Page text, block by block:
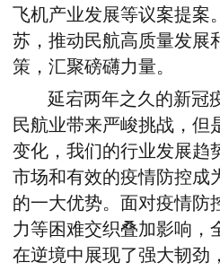
飞机产业发展等议案提案
苏，推动民航高质量发展
策，汇聚磅礴力量。
延宕两年之久的新冠
民航业带来严峻挑战，但
变化，我们的行业发展趋
市场和有效的疫情防控成
的一大优势。面对疫情防
力等困难交织叠加影响，
在逆境中展现了强大韧劲